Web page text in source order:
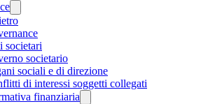
societari
societario
sociali e di direzione
di interessi soggetti collegati
finanziaria